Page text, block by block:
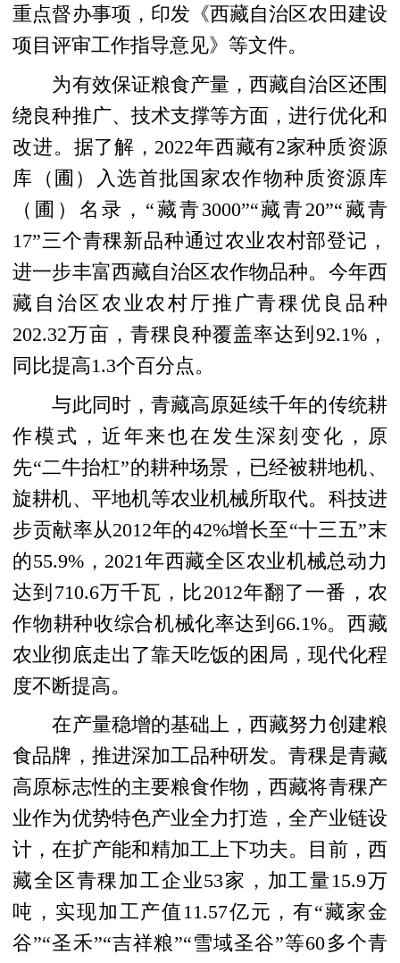
重点督办事项，印发《西藏自治区农田建设
项目评审工作指导意见》等文件。
为有效保证粮食产量，西藏自治区还围
绕良种推广、技术支撑等方面，进行优化和
改进。据了解，2022年西藏有2家种质资源
库（圃）入选首批国家农作物种质资源库
（圃）名录，“藏青3000”“藏青20”“藏青
17”三个青稞新品种通过农业农村部登记，
进一步丰富西藏自治区农作物品种。今年西
藏自治区农业农村厅推广青稞优良品种
202.32万亩，青稞良种覆盖率达到92.1%，
同比提高1.3个百分点。
与此同时，青藏高原延续千年的传统耕
作模式，近年来也在发生深刻变化，原
先“二牛抬杠”的耕种场景，已经被耕地机、
旋耕机、平地机等农业机械所取代。科技进
步贡献率从2012年的42%增长至“十三五”末
的55.9%，2021年西藏全区农业机械总动力
达到710.6万千瓦，比2012年翻了一番，农
作物耕种收综合机械化率达到66.1%。西藏
农业彻底走出了靠天吃饭的困局，现代化程
度不断提高。
在产量稳增的基础上，西藏努力创建粮
食品牌，推进深加工品种研发。青稞是青藏
高原标志性的主要粮食作物，西藏将青稞产
业作为优势特色产业全力打造，全产业链设
计，在扩产能和精加工上下功夫。目前，西
藏全区青稞加工企业53家，加工量15.9万
吨，实现加工产值11.57亿元，有“藏家金
谷”“圣禾”“吉祥粮”“雪域圣谷”等60多个青